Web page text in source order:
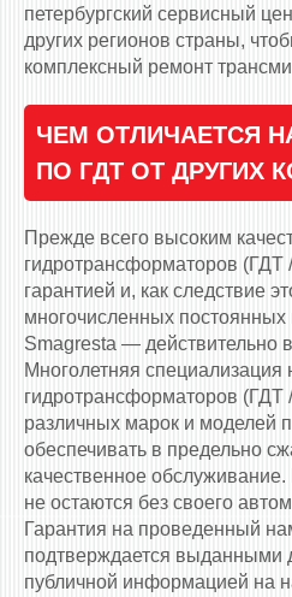
петербургский сервисный
других регионов страны,
комплексный ремонт
ЧЕМ ОТЛИЧАЕТСЯ
ПО ГДТ ОТ ДРУГИХ
Прежде всего высоким
гидротрансформаторов (ГДТ
гарантией и, как следствие
многочисленных
Smagresta — действительно
Многолетняя специализация
гидротрансформаторов (ГДТ
различных марок и моделей
обеспечивать в предельно
качественное
не остаются без своего
Гарантия на проведенный
подтверждается выданными
публичной информацией на